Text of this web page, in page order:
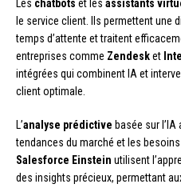
Les chatbots et les assistants
le service client. Ils permettent une
temps d’attente et traitent
entreprises comme Zendesket
intégrées qui combinent IA et
client optimale.
L’analyse prédictive basée sur
tendances du marché et les
Salesforce Einstein utilisent
des insights précieux, permettant